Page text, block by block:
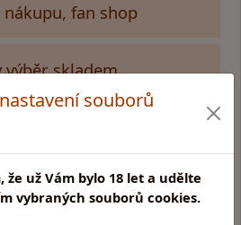
souborů
už Vám bylo 18 let a udělte
vybraných souborů cookies.
nákupu, fan shop
výběr skladem